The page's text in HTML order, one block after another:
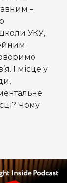
–
УКУ,
І місце у
Чому